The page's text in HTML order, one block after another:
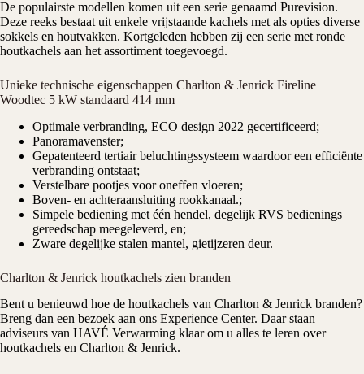
De populairste modellen komen uit een serie genaamd Purevision.
Deze reeks bestaat uit enkele vrijstaande kachels met als opties diverse
sokkels en houtvakken. Kortgeleden hebben zij een serie met ronde
houtkachels aan het assortiment toegevoegd.
Unieke technische eigenschappen Charlton & Jenrick Fireline
Woodtec 5 kW standaard 414 mm
Optimale verbranding, ECO design 2022 gecertificeerd;
Panoramavenster;
Gepatenteerd tertiair beluchtingssysteem waardoor een efficiënte
verbranding ontstaat;
Verstelbare pootjes voor oneffen vloeren;
Boven- en achteraansluiting rookkanaal.;
Simpele bediening met één hendel, degelijk RVS bedienings
gereedschap meegeleverd, en;
Zware degelijke stalen mantel, gietijzeren deur.
Charlton & Jenrick houtkachels zien branden
Bent u benieuwd hoe de houtkachels van Charlton & Jenrick branden?
Breng dan een bezoek aan ons Experience Center. Daar staan
adviseurs van HAVÉ Verwarming klaar om u alles te leren over
houtkachels en Charlton & Jenrick.